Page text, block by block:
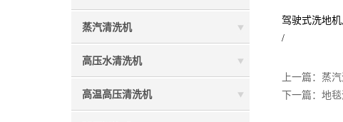
蒸汽清洗机
高压水清洗机
高温高压清洗机
驾驶式洗地机,
/
上一篇： 蒸
下一篇： 地